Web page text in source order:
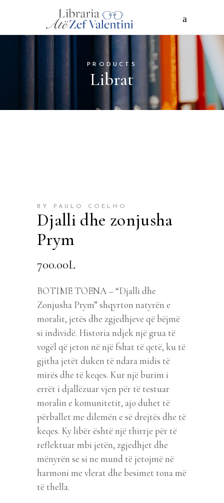
PRODUCTS
Librat
BY PAULO COELHO
Djalli dhe zonjusha
Prym
700.00L
BOTIME TOENA – “Djalli dhe
Zonjusha Prym” shqyrton natyrën e
moralit, jetës dhe zgjedhjeve që bëjmë
si individë. Historia ndjek një grua të
vogël që jeton në një fshat të qetë, ku të
gjitha jetët duken të ndara midis të
mirës dhe të keqes. Kur një burim i
errët i djallëzuar vjen për të testuar
moralin e komunitetit, ajo duhet të
përballet me dilemën e së drejtës dhe të
keqes. Ky libër është një thirrje për të
reflektuar mbi jetën, zgjedhjet dhe
mënyrën se si ne mund të jetojmë në
harmoni me vlerat dhe besimet tona më
të thella.